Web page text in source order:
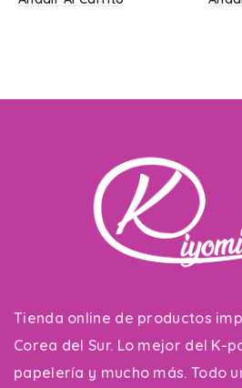
Tienda online de productos
Corea del Sur. Lo mejor del K-
papelería y mucho más. Todo